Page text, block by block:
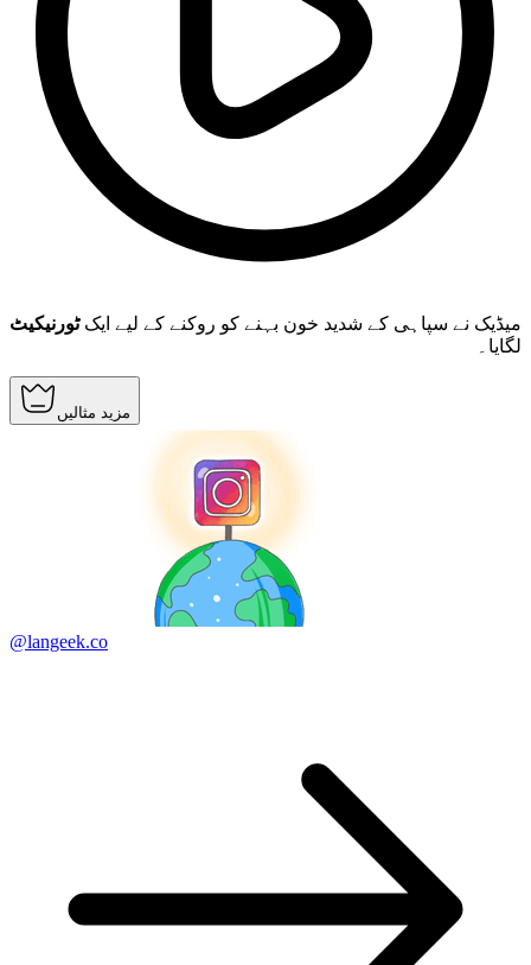
میڈیک نے سپاہی کے شدید خون بہنے کو روکنے کے لیے ایکٹورنیکیٹ
لگایا۔
مزید مثالیں
@langeek.co